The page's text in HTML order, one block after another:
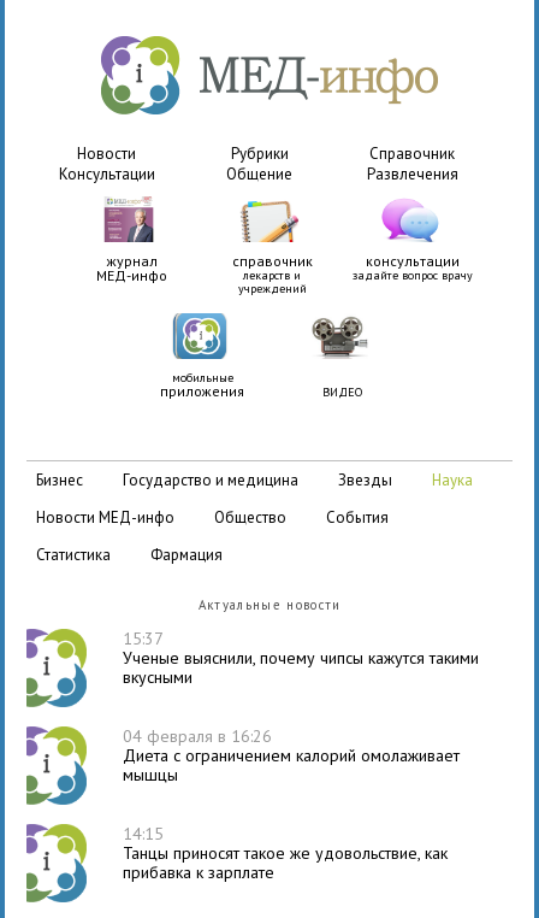
Новости Рубрики
Справочник
Консультации
Общение Развлечения
журнал
МЕД-инфо
справочник
лекарств и
учреждений
консультации
задайте вопрос врачу
мобильные
приложения ВИДЕО
бизнес государство и медицина звезды
наука
новости МЕД-инфо
общество
события
статистика
фармация
Актуальные новости
15:37
Ученые выяснили, почему чипсы кажутся такими
вкусными
04 февраля в 16:26
Диета с ограничением калорий омолаживает
мышцы
14:15
Танцы приносят такое же удовольствие, как
прибавка к зарплате